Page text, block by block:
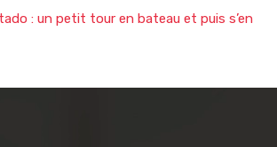
: un petit tour en bateau et puis s’en